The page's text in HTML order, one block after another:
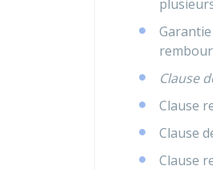
Clause
Clause
Clause
Clause